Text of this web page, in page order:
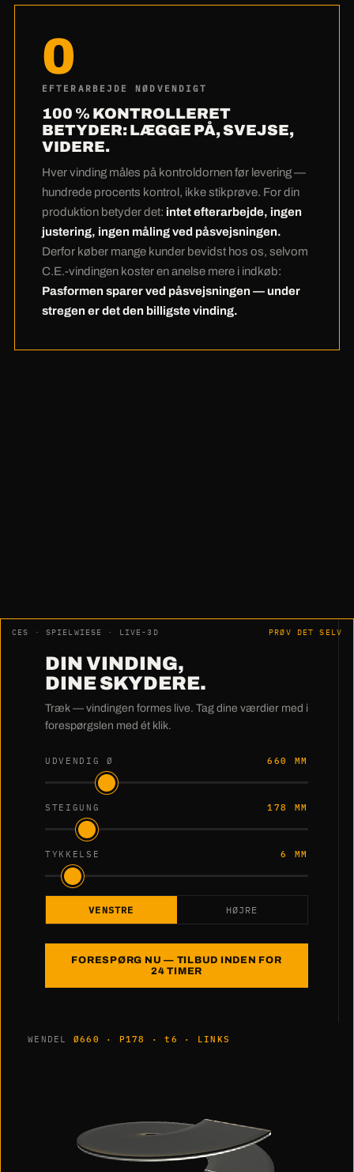
underleverandør-marginer og ingen ventetider
hos leverandøren. Nesting-softwaren lægger
dine emner så tæt på pladen, at der næsten
penge. Og det ærligste regnestykke kommer til
sidst:Mange kunder betaler en anelse mere
hos os ved indkøbet — og sparer det flere
gange ved påsvejsningen.Nul efterarbejde
takket være 100 %-kontrol betyder: din
produktions dyreste timer forbliver dine. Under
stregen er C.E.-vindingen den billigste.
0
EFTERARBEJDE NØDVENDIGT
100 % KONTROLLERET
BETYDER: LÆGGE PÅ, SVEJSE,
VIDERE.
Hver vinding måles på kontroldornen før levering —
hundrede procents kontrol, ikke stikprøve. For din
produktion betyder det: intet efterarbejde, ingen
justering, ingen måling ved påsvejsningen.
Derfor køber mange kunder bevidst hos os, selvom
C.E.-vindingen koster en anelse mere i indkøb:
Pasformen sparer ved påsvejsningen — under
stregen er det den billigste vinding.
CES · SPIELWIESE · LIVE-3D PRØV DET SELV
DIN VINDING,
DINE SKYDERE.
Træk — vindingen formes live. Tag dine værdier med i
forespørgslen med ét klik.
UDVENDIG Ø 660 MM
STEIGUNG 178 MM
TYKKELSE 6 MM
VENSTRE HØJRE
FORESPØRG NU — TILBUD INDEN FOR
24 TIMER
WENDEL Ø660 · P178 · t6 · LINKS